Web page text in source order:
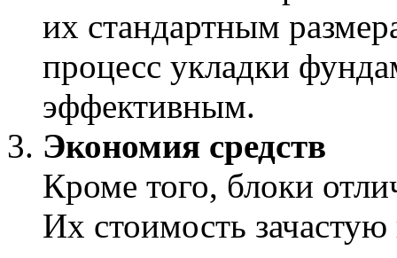
их стандартным
процесс укладки
эффективным.
Экономия средств
Кроме того, блоки
Их стоимость